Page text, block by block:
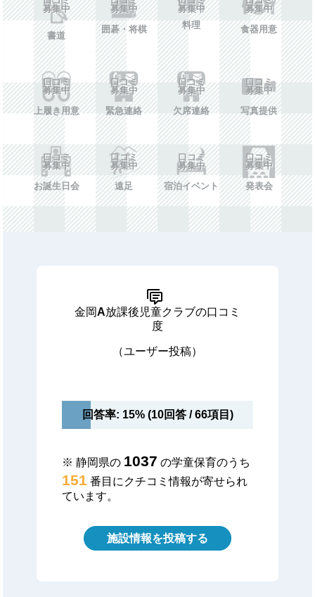
募集中
書道
募集中
囲碁・将棋
募集中
料理
募集中
食器用意
口コミ
募集中
上履き用意
口コミ
募集中
緊急連絡
口コミ
募集中
欠席連絡
口コミ
募集中
写真提供
口コミ
募集中
お誕生日会
口コミ
募集中
遠足
口コミ
募集中
宿泊イベント
口コミ
募集中
発表会
金岡A放課後児童クラブの口コミ
度
（ユーザー投稿）
回答率: 15% (10回答 / 66項目)
※ 静岡県の 1037 の学童保育のうち
151 番目にクチコミ情報が寄せられ
ています。
施設情報を投稿する